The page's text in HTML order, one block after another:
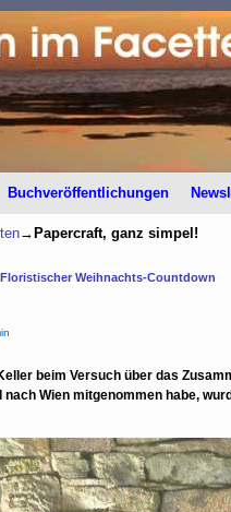
Buchveröffentlichungen
→ Papercraft, ganz simpel!
Weihnachts-Countdown
beim Versuch über das
Wien mitgenommen habe,